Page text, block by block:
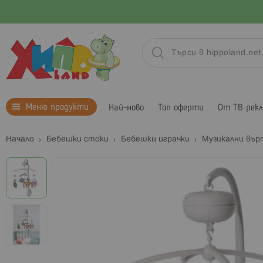
Меню продукти Най-ново Топ оферти От ТВ
Начало Бебешки стоки Бебешки играчки Музикални
Преминете
към
края
на
галерията
изображенията